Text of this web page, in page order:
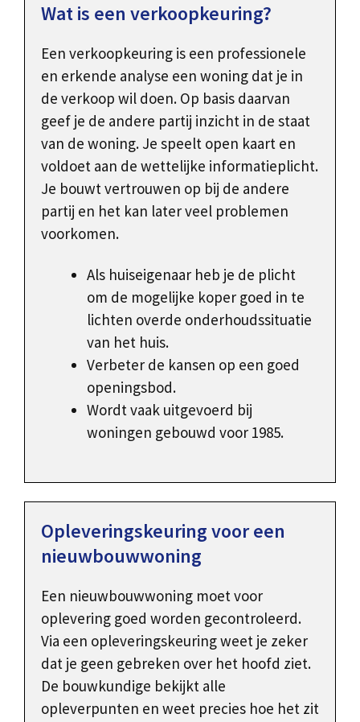
Wat is een verkoopkeuring?
Een verkoopkeuring is een professionele
en erkende analyse een woning dat je in
de verkoop wil doen. Op basis daarvan
geef je de andere partij inzicht in de staat
van de woning. Je speelt open kaart en
voldoet aan de wettelijke informatieplicht.
Je bouwt vertrouwen op bij de andere
partij en het kan later veel problemen
voorkomen.
Als huiseigenaar heb je de plicht
om de mogelijke koper goed in te
lichten overde onderhoudssituatie
van het huis.
Verbeter de kansen op een goed
openingsbod.
Wordt vaak uitgevoerd bij
woningen gebouwd voor 1985.
Opleveringskeuring voor een
nieuwbouwwoning
Een nieuwbouwwoning moet voor
oplevering goed worden gecontroleerd.
Via een opleveringskeuring weet je zeker
dat je geen gebreken over het hoofd ziet.
De bouwkundige bekijkt alle
opleverpunten en weet precies hoe het zit